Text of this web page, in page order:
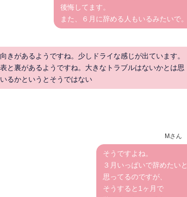
後悔してます。
また、６月に辞める人もいるみたいで。
きがあるようですね。少しドライな感じが出ています。
と裏があるようですね。大きなトラブルはないかとは思
るかというとそうではない
Mさん
そうですよね。
３月いっぱいで辞めたいと
思ってるのですが、
そうすると1ヶ月で